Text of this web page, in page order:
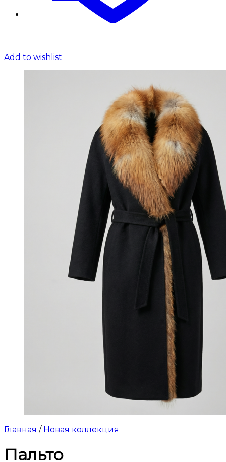
Add to wishlist
Главная / Новая коллекция
Пальто